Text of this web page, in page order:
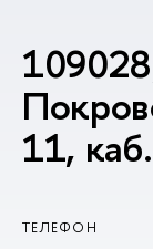
11,
ТЕЛЕФОН